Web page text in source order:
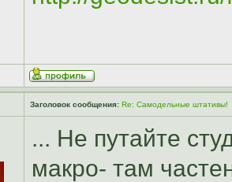
Заголовок сообщения: Re: Самодельные штативы!
... Не путайте
макро- там